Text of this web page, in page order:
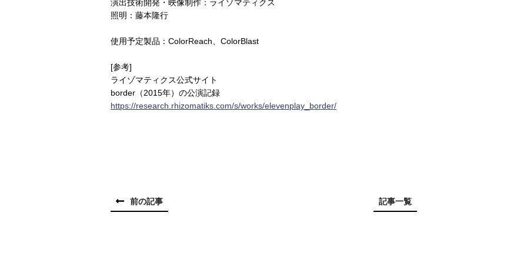
演出技術開発・映像制作：ライゾマティクス
照明：藤本隆行
使用予定製品：ColorReach、ColorBlast
[参考]
ライゾマティクス公式サイト
border（2015年）の公演記録
https://research.rhizomatiks.com/s/works/elevenplay_border/
前の記事 記事一覧